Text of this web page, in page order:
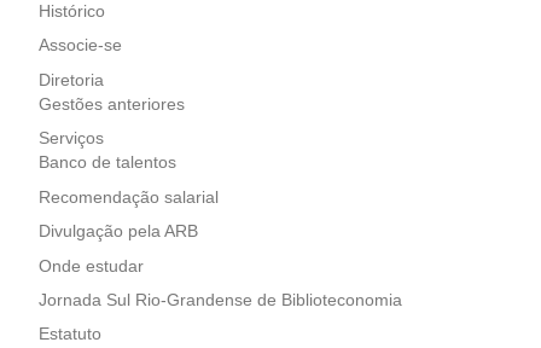
Histórico
Associe-se
Diretoria
Gestões anteriores
Serviços
Banco de talentos
Recomendação salarial
Divulgação pela ARB
Onde estudar
Jornada Sul Rio-Grandense de Biblioteconomia
Estatuto